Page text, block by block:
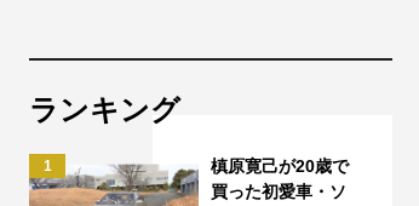
ランキング
1
槙原寛己が20歳で
買った初愛車・ソ